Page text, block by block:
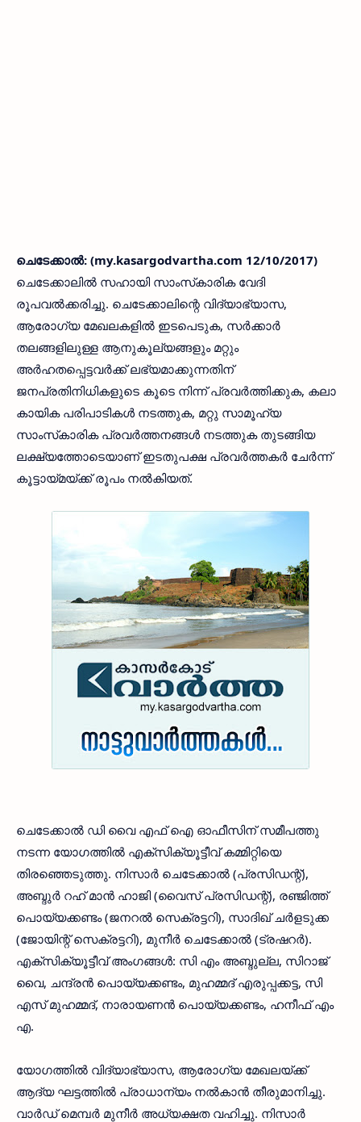
ചെടേക്കാല്‍: (my.kasargodvartha.com 12/10/2017)
ചെടേക്കാലില്‍ സഹായി സാംസ്‌കാരിക വേദി
രൂപവല്‍ക്കരിച്ചു. ചെടേക്കാലിന്റെ വിദ്യാഭ്യാസ,
ആരോഗ്യ മേഖലകളില്‍ ഇടപെടുക, സര്‍ക്കാര്‍
തലങ്ങളിലുള്ള ആനുകൂല്യങ്ങളും മറ്റും
അര്‍ഹതപ്പെട്ടവര്‍ക്ക് ലഭ്യമാക്കുന്നതിന്
ജനപ്രതിനിധികളുടെ കൂടെ നിന്ന് പ്രവര്‍ത്തിക്കുക, കലാ
കായിക പരിപാടികള്‍ നടത്തുക, മറ്റു സാമൂഹ്യ
സാംസ്‌കാരിക പ്രവര്‍ത്തനങ്ങള്‍ നടത്തുക തുടങ്ങിയ
ലക്ഷ്യത്തോടെയാണ് ഇടതുപക്ഷ പ്രവര്‍ത്തകര്‍ ചേര്‍ന്ന്
കൂട്ടായ്മയ്ക്ക് രൂപം നല്‍കിയത്.
ചെടേക്കാല്‍ ഡി വൈ എഫ് ഐ ഓഫീസിന് സമീപത്തു
നടന്ന യോഗത്തില്‍ എക്‌സിക്യൂട്ടീവ് കമ്മിറ്റിയെ
തിരഞ്ഞെടുത്തു. നിസാര്‍ ചെടേക്കാല്‍ (പ്രസിഡന്റ്),
അബ്ദുര്‍ റഹ് മാന്‍ ഹാജി (വൈസ് പ്രസിഡന്റ്), രഞ്ജിത്ത്
പൊയ്യക്കണ്ടം (ജനറല്‍ സെക്രട്ടറി), സാദിഖ് ചര്‍ളടുക്ക
(ജോയിന്റ് സെക്രട്ടറി), മുനീര്‍ ചെടേക്കാല്‍ (ട്രഷറര്‍).
എക്‌സിക്യൂട്ടീവ് അംഗങ്ങള്‍: സി എം അബ്ദുല്ല, സിറാജ്
വൈ, ചന്ദ്രന്‍ പൊയ്യക്കണ്ടം, മുഹമ്മദ് എരുപ്പക്കട്ട, സി
എസ് മുഹമ്മദ്, നാരായണന്‍ പൊയ്യക്കണ്ടം, ഹനീഫ് എം
എ.
യോഗത്തില്‍ വിദ്യാഭ്യാസ, ആരോഗ്യ മേഖലയ്ക്ക്
ആദ്യ ഘട്ടത്തില്‍ പ്രാധാന്യം നല്‍കാന്‍ തീരുമാനിച്ചു.
വാര്‍ഡ് മെമ്പര്‍ മുനീര്‍ അധ്യക്ഷത വഹിച്ചു. നിസാര്‍